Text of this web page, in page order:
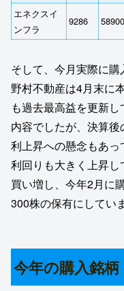
エネクスイ
ンフラ
9286 58900
そして、今月実際に購
野村不動産は4月末に
も過去最高益を更新
内容でしたが、決算
利上昇への懸念もあっ
利回りも大きく上昇
買い増し、今年2月に
300株の保有にしてい
今年の購入銘柄